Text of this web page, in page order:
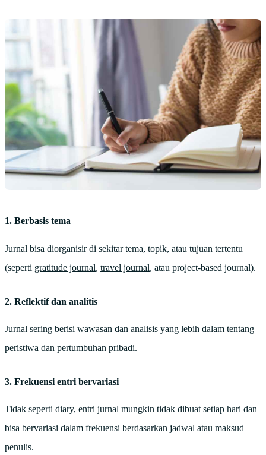
1. Berbasis tema
Jurnal bisa diorganisir di sekitar tema, topik, atau tujuan tertentu
(seperti gratitude journal, travel journal, atau project-based journal).
2. Reflektif dan analitis
Jurnal sering berisi wawasan dan analisis yang lebih dalam tentang
peristiwa dan pertumbuhan pribadi.
3. Frekuensi entri bervariasi
Tidak seperti diary, entri jurnal mungkin tidak dibuat setiap hari dan
bisa bervariasi dalam frekuensi berdasarkan jadwal atau maksud
penulis.